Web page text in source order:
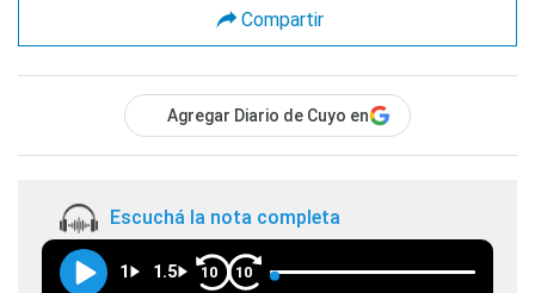
Compartir
Agregar Diario de Cuyo en
Escuchá la nota completa
1 1.5 10 10